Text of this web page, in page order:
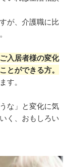
が、介護職に比
入居者様の変化
とができる方。
す。
な」と変化に気
く、おもしろい